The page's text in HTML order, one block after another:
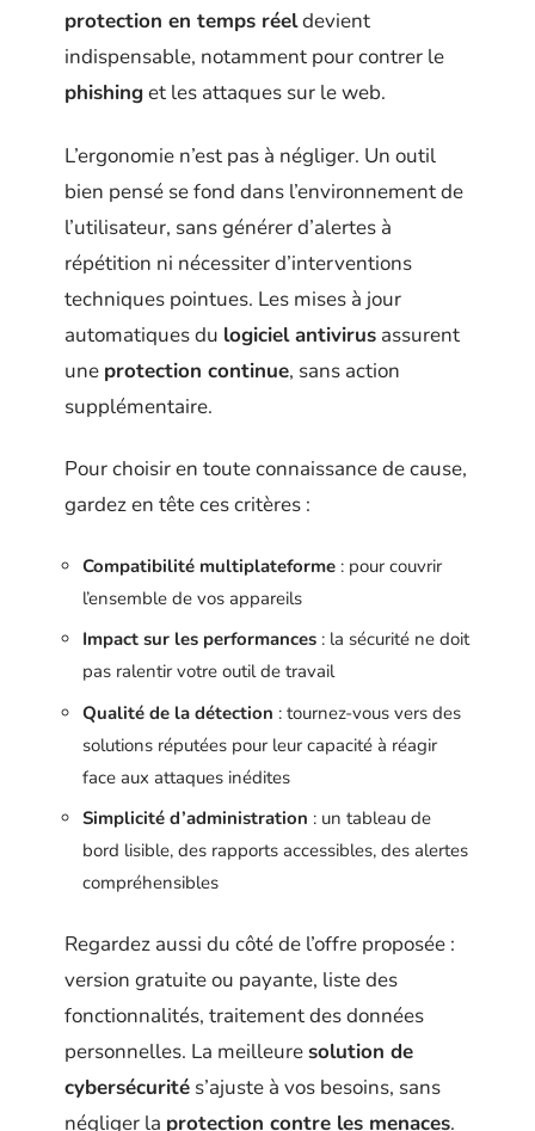
protection en temps réeldevient
indispensable, notamment pour contrer le
phishinget les attaques sur le web.
L’ergonomie n’est pas à négliger. Un outil
bien pensé se fond dans l’environnement de
l’utilisateur, sans générer d’alertes à
répétition ni nécessiter d’interventions
techniques pointues. Les mises à jour
automatiques du logiciel antivirus assurent
une protection continue, sans action
supplémentaire.
Pour choisir en toute connaissance de cause,
gardez en tête ces critères :
Compatibilité multiplateforme : pour couvrir
l’ensemble de vos appareils
Impact sur les performances : la sécurité ne doit
pas ralentir votre outil de travail
Qualité de la détection : tournez-vous vers des
solutions réputées pour leur capacité à réagir
face aux attaques inédites
Simplicité d’administration : un tableau de
bord lisible, des rapports accessibles, des alertes
compréhensibles
Regardez aussi du côté de l’offre proposée :
version gratuite ou payante, liste des
fonctionnalités, traitement des données
personnelles. La meilleuresolution de
cybersécurité s’ajuste à vos besoins, sans
négliger la protection contre les menaces.